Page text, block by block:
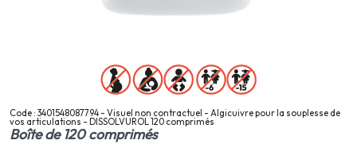
Code : 3401548087794 - Visuel non contractuel - Algicuivre pour la souplesse de
vos articulations - DISSOLVUROL 120 comprimés
Boîte de 120 comprimés